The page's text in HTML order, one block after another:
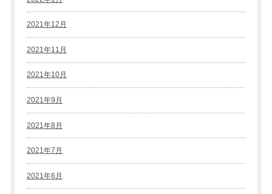
2021年12月
2021年11月
2021年10月
2021年9月
2021年8月
2021年7月
2021年6月